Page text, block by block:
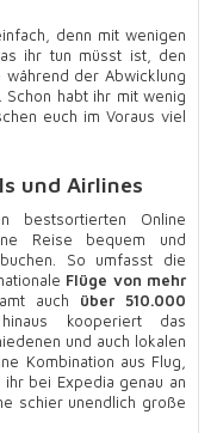
denn mit wenigen
ihr tun müsst ist, den
während der Abwicklung
habt ihr mit wenig
euch im Voraus viel
und Airlines
bestsortierten Online
Reise bequem und
So umfasst die
Flüge von mehr
auch über 510.000
kooperiert das
und auch lokalen
Kombination aus Flug,
bei Expedia genau an
schier unendlich große